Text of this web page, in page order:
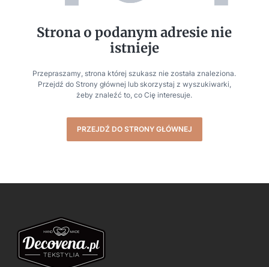
Strona o podanym adresie nie
istnieje
Przepraszamy, strona której szukasz nie została znaleziona.
Przejdź do Strony głównej lub skorzystaj z wyszukiwarki,
żeby znaleźć to, co Cię interesuje.
PRZEJDŹ DO STRONY GŁÓWNEJ